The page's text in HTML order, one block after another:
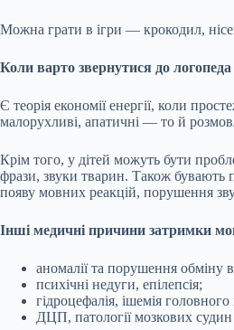
Можна грати в ігри — крокодил,
Коли варто звернутися до логопеда
Є теорія економії енергії, коли
малорухливі, апатичні — то й
Крім того, у дітей можуть бути
фрази, звуки тварин. Також бувають
появу мовних реакцій, порушення
Інші медичні причини затримки
аномалії та порушення
психічні недуги, епілепсія;
гідроцефалія, ішемія
ДЦП, патології мозкових судин